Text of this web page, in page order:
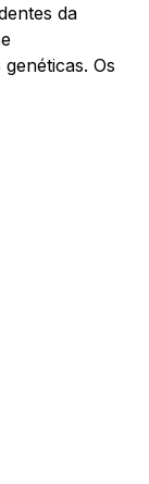
da
Os